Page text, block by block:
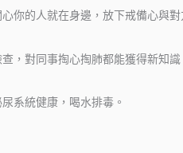
你的人就在身邊，放下戒備心與對
，對同事掏心掏肺都能獲得新知
系統健康，喝水排毒。